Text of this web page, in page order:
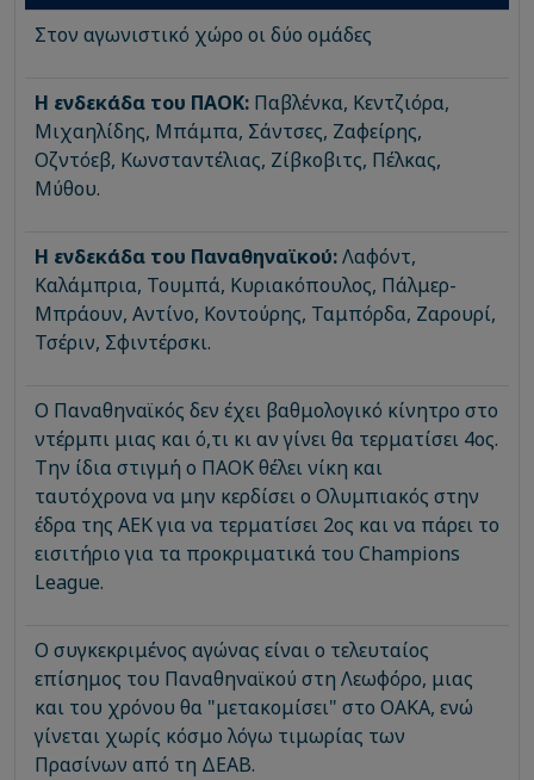
Στον αγωνιστικό χώρο οι δύο ομάδες
Η ενδεκάδα του ΠΑΟΚ: Παβλένκα, Κεντζιόρα,
Μιχαηλίδης, Μπάμπα, Σάντσες, Ζαφείρης,
Οζντόεβ, Κωνσταντέλιας, Ζίβκοβιτς, Πέλκας,
Μύθου.
Η ενδεκάδα του Παναθηναϊκού:Λαφόντ,
Καλάμπρια, Τουμπά, Κυριακόπουλος, Πάλμερ-
Μπράουν, Αντίνο, Κοντούρης, Ταμπόρδα, Ζαρουρί,
Τσέριν, Σφιντέρσκι.
Ο Παναθηναϊκός δεν έχει βαθμολογικό κίνητρο στο
ντέρμπι μιας και ό,τι κι αν γίνει θα τερματίσει 4ος.
Την ίδια στιγμή ο ΠΑΟΚ θέλει νίκη και
ταυτόχρονα να μην κερδίσει ο Ολυμπιακός στην
έδρα της ΑΕΚ για να τερματίσει 2ος και να πάρει το
εισιτήριο για τα προκριματικά του Champions
League.
O συγκεκριμένος αγώνας είναι ο τελευταίος
επίσημος του Παναθηναϊκού στη Λεωφόρο, μιας
και του χρόνου θα "μετακομίσει" στο ΟΑΚΑ, ενώ
γίνεται χωρίς κόσμο λόγω τιμωρίας των
Πρασίνων από τη ΔΕΑΒ.